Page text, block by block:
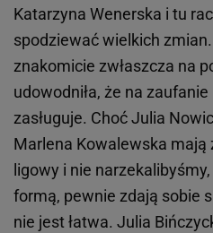
Katarzyna Wenerska i tu
spodziewać wielkich
znakomicie zwłaszcza na
udowodniła, że na
zasługuje. Choć Julia
Marlena Kowalewska mają
ligowy i nie
formą, pewnie zdają sobie
nie jest łatwa. Julia